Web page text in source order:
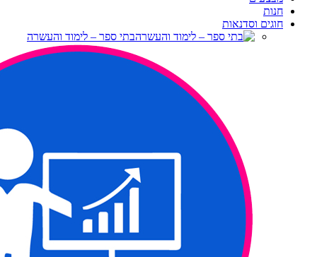
חנות
חוגים וסדנאות
בתי ספר – לימוד והעשרה